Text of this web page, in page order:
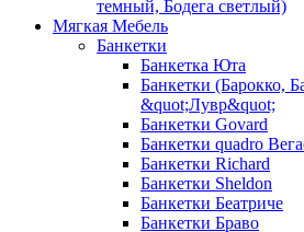
темный, Бодега светлый)
Мягкая Мебель
Банкетки
Банкетка Юта
Банкетки (Барокко,
&quot;Лувр&quot;
Банкетки Govard
Банкетки quadro
Банкетки Richard
Банкетки Sheldon
Банкетки Беатриче
Банкетки Браво